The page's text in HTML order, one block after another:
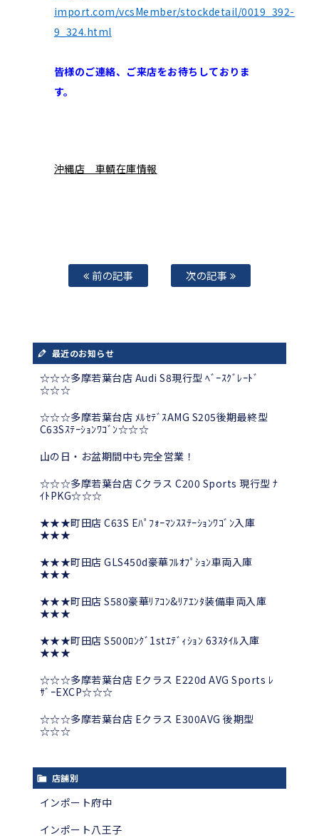
import.com/vcsMember/stockdetail/0019_392-
9_324.html
皆様のご連絡、ご来店をお待ちしておりま
す。
沖縄店 車輌在庫情報
前の記事 次の記事
最近のお知らせ
☆☆☆多摩若葉台店 Audi S8現行型 ﾍﾞｰｽｸﾞﾚｰﾄﾞ
☆☆☆
☆☆☆多摩若葉台店 ﾒﾙｾﾃﾞｽAMG S205後期最終型
C63Sｽﾃｰｼｮﾝﾜｺﾞﾝ☆☆☆
山の日・お盆期間中も完全営業！
☆☆☆多摩若葉台店 Cクラス C200 Sports 現行型 ﾅ
ｲﾄPKG☆☆☆
★★★町田店 C63S Eﾊﾟﾌｫｰﾏﾝｽｽﾃｰｼｮﾝﾜｺﾞﾝ入庫
★★★
★★★町田店 GLS450d豪華ﾌﾙｵﾌﾟｼｮﾝ車両入庫
★★★
★★★町田店 S580豪華ﾘｱｺﾝ&ﾘｱｴﾝﾀ装備車両入庫
★★★
★★★町田店 S500ﾛﾝｸﾞ1stｴﾃﾞｨｼｮﾝ 63ｽﾀｲﾙ入庫
★★★
☆☆☆多摩若葉台店 Eクラス E220d AVG Sports ﾚ
ｻﾞｰEXCP☆☆☆
☆☆☆多摩若葉台店 Eクラス E300AVG 後期型
☆☆☆
店舗別
インポート府中
インポート八王子